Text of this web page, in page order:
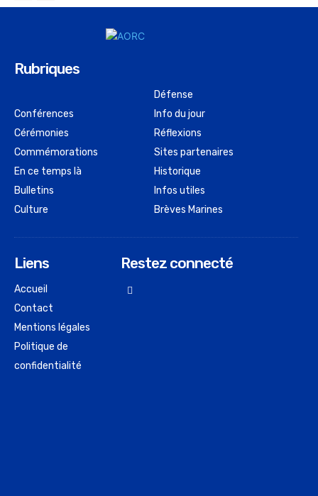
Rubriques
Conférences
Cérémonies
Commémorations
En ce temps là
Bulletins
Culture
Défense
Info du jour
Réflexions
Sites partenaires
Historique
Infos utiles
Brèves Marines
Liens
Accueil
Contact
Mentions légales
Politique de
confidentialité
Restez connecté